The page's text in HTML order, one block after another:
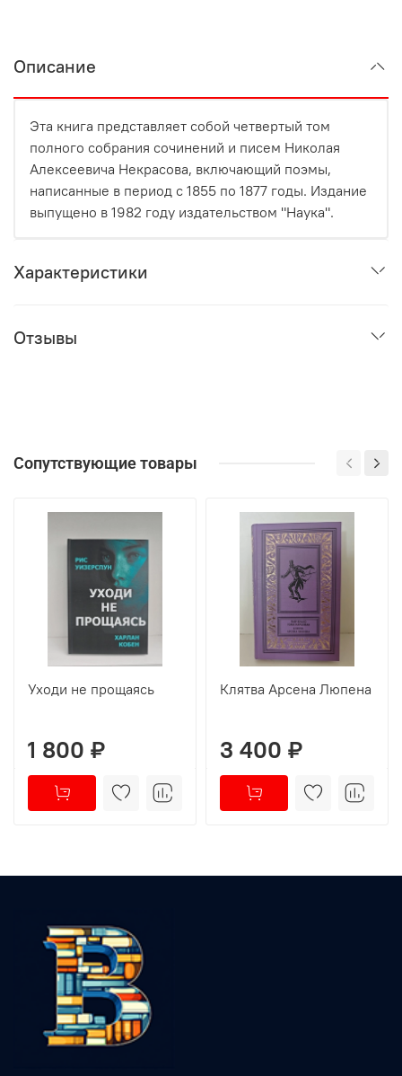
Описание
Эта книга представляет собой четвертый том
полного собрания сочинений и писем Николая
Алексеевича Некрасова, включающий поэмы,
написанные в период с 1855 по 1877 годы. Издание
выпущено в 1982 году издательством "Наука".
Характеристики
Отзывы
Сопутствующие товары
Уходи не прощаясь
1 800 ₽
Клятва Арсена Люпена
3 400 ₽